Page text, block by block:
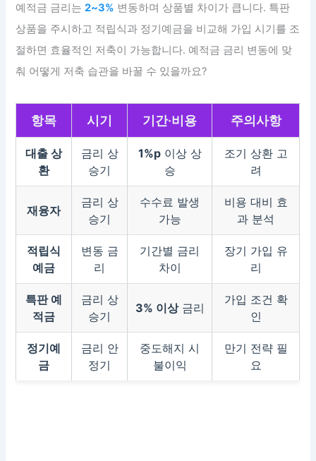
예적금 금리는2~3% 변동하며 상품별 차이가 큽니다. 특판
상품을 주시하고 적립식과 정기예금을 비교해 가입 시기를 조
절하면 효율적인 저축이 가능합니다. 예적금 금리 변동에 맞
춰 어떻게 저축 습관을 바꿀 수 있을까요?
항목 시기 기간·비용 주의사항
대출 상
환
금리 상
승기
1%p이상 상
승
조기 상환 고
려
재융자
금리 상
승기
수수료 발생
가능
비용 대비 효
과 분석
적립식
예금
변동 금
리
기간별 금리
차이
장기 가입 유
리
특판 예
적금
금리 상
승기
3% 이상금리
가입 조건 확
인
정기예
금
금리 안
정기
중도해지 시
불이익
만기 전략 필
요